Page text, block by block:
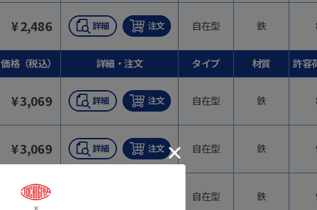
¥2,486
価格（税込） 詳細・注文
¥3,069
¥3,069
3,872
自在型 鉄
タイプ 材質 許容
自在型 鉄
自在型 鉄
自在型 鉄